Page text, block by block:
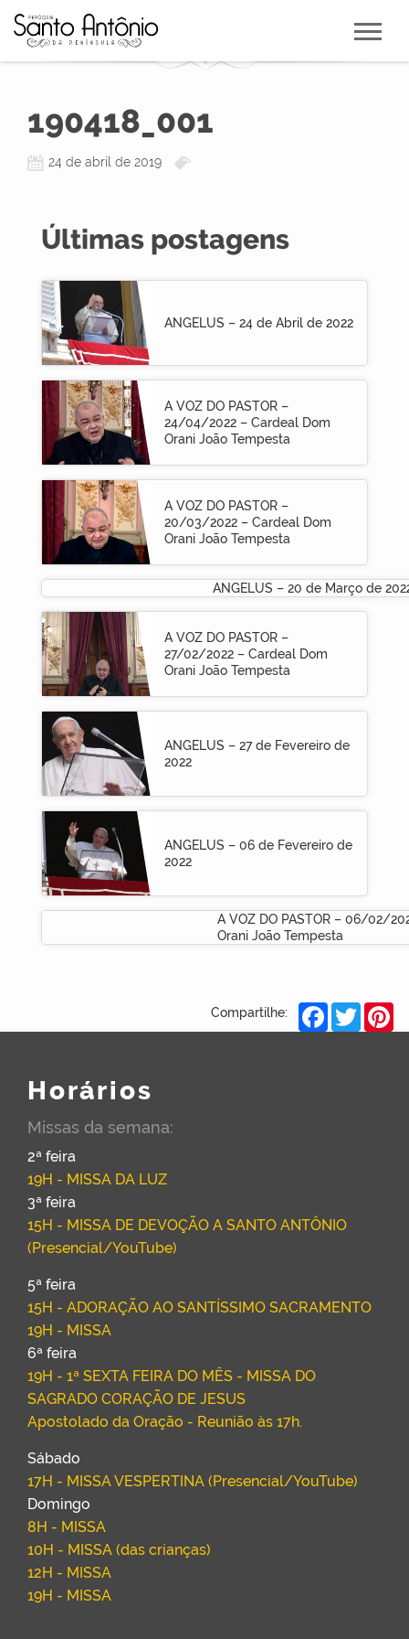
190418_001
24 de abril de 2019
Últimas postagens
ANGELUS – 24 de Abril de 2022
A VOZ DO PASTOR –
24/04/2022 – Cardeal Dom
Orani João Tempesta
A VOZ DO PASTOR –
20/03/2022 – Cardeal Dom
Orani João Tempesta
ANGELUS – 20 de Março de
A VOZ DO PASTOR –
27/02/2022 – Cardeal Dom
Orani João Tempesta
ANGELUS – 27 de Fevereiro de
2022
ANGELUS – 06 de Fevereiro de
2022
A VOZ DO PASTOR – 06/02/
Orani João Tempesta
Compartilhe: Facebook
Twitter
Horários
Missas da semana:
2ª feira
19H - MISSA DA LUZ
3ª feira
15H - MISSA DE DEVOÇÃO A SANTO ANTÔNIO
(Presencial/YouTube)
5ª feira
15H - ADORAÇÃO AO SANTÍSSIMO SACRAMENTO
19H - MISSA
6ª feira
19H - 1ª SEXTA FEIRA DO MÊS - MISSA DO
SAGRADO CORAÇÃO DE JESUS
Apostolado da Oração - Reunião às 17h.
Sábado
17H - MISSA VESPERTINA (Presencial/YouTube)
Domingo
8H - MISSA
10H - MISSA (das crianças)
12H - MISSA
19H - MISSA